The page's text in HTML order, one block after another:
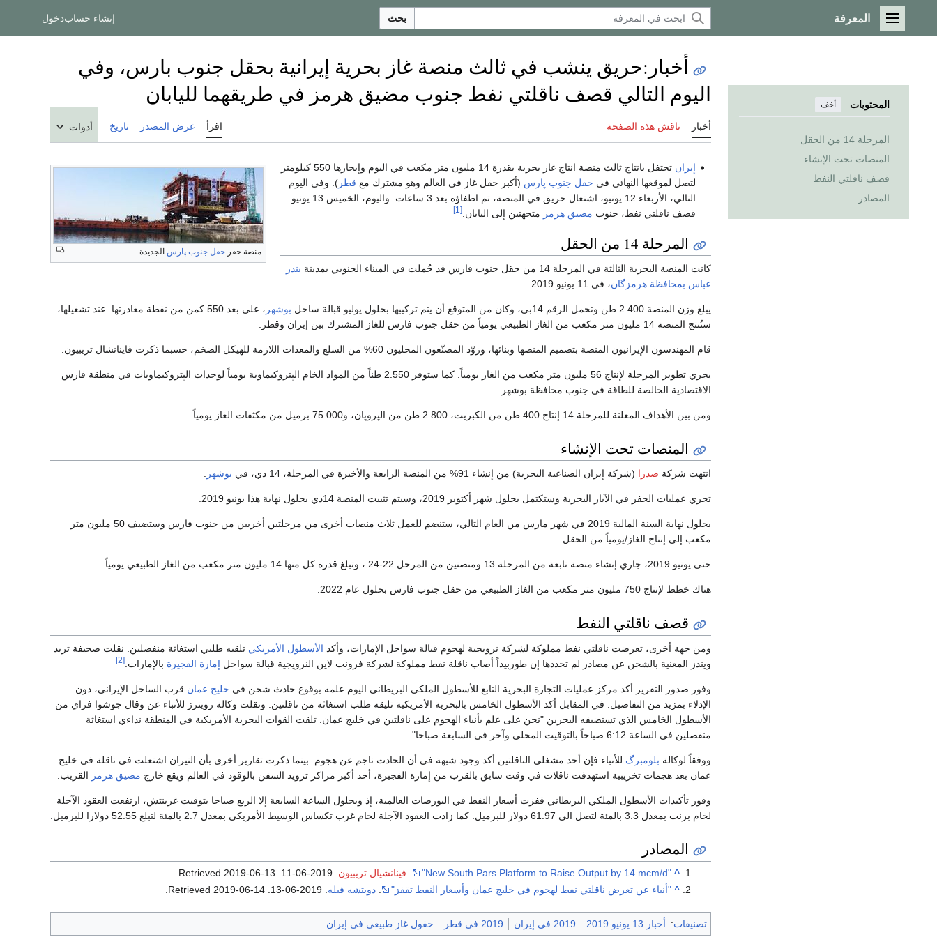
القائمة الرئيسية
المعرفة بحث إنشاء حسابدخول
المحتويات أخف
المرحلة 14 من الحقل
المنصات تحت الإنشاء
قصف ناقلتي النفط
المصادر
أخبار :حريق ينشب في ثالث منصة غاز بحرية إيرانية بحقل جنوب بارس، وفي
اليوم التالي قصف ناقلتي نفط جنوب مضيق هرمز في طريقهما لليابان
أخبار ناقش هذه الصفحة اقرأ عرض المصدر تاريخ أدوات
منصة حفر حقل جنوب پارس الجديدة.
إيران
تحتفل بانتاج ثالث منصة انتاج غاز بحرية بقدرة 14 مليون متر مكعب في اليوم وإبحارها 550 كيلومتر
لتصل لموقعها النهائي في حقل جنوب پارس (أكبر حقل غاز في العالم وهو مشترك مع قطر). وفي اليوم
التالي، الأربعاء 12 يونيو، اشتعال حريق في المنصة، تم اطفاؤه بعد 3 ساعات. واليوم، الخميس 13 يونيو
قصف ناقلتي نفط، جنوب مضيق هرمز متجهتين إلى اليابان.[1]
المرحلة 14 من الحقل
كانت المنصة البحرية الثالثة في المرحلة 14 من حقل جنوب فارس قد حُملت في الميناء الجنوبي بمدينة
بندر
عباس بمحافظة هرمزگان، في 11 يونيو 2019.
يبلغ وزن المنصة 2.400 طن وتحمل الرقم 14بي، وكان من المتوقع أن يتم تركيبها بحلول يوليو قبالة ساحل بوشهر
، على بعد 550 كمن من نقطة مغادرتها. عند تشغيلها،
ستُنتج المنصة 14 مليون متر مكعب من الغاز الطبيعي يومياً من حقل جنوب فارس للغاز المشترك بين إيران وقطر.
قام المهندسون الإيرانيون المنصة بتصميم المنصها وبنائها، وزوّد المصنّعون المحليون 60% من السلع والمعدات اللازمة للهيكل الضخم، حسبما ذكرت فاينانشال تريبيون.
يجري تطوير المرحلة لإنتاج 56 مليون متر مكعب من الغاز يومياً. كما ستوفر 2.550 طناً من المواد الخام الپتروكيماوية يومياً لوحدات الپتروكيماويات في منطقة فارس
الاقتصادية الخالصة للطاقة في جنوب محافظة بوشهر.
ومن بين الأهداف المعلنة للمرحلة 14 إنتاج 400 طن من الكبريت، 2.800 طن من الپروپان، و75.000 برميل من مكثفات الغاز يومياً.
المنصات تحت الإنشاء
انتهت شركة صدرا (شركة إيران الصناعية البحرية) من إنشاء 91% من المنصة الرابعة والأخيرة في المرحلة، 14 دي، في بوشهر .
تجري عمليات الحفر في الآبار البحرية وستكتمل بحلول شهر أكتوبر 2019، وسيتم تثبيت المنصة 14دي بحلول نهاية هذا يونيو 2019.
بحلول نهاية السنة المالية 2019 في شهر مارس من العام التالي، ستنضم للعمل ثلاث منصات أخرى من مرحلتين أخريين من جنوب فارس وستضيف 50 مليون متر
مكعب إلى إنتاج الغاز/يومياً من الحقل.
حتى يونيو 2019، جاري إنشاء منصة تابعة من المرحلة 13 ومنصتين من المرحل 22-24 ، وتبلغ قدرة كل منها 14 مليون متر مكعب من الغاز الطبيعي يومياً.
هناك خطط لإنتاج 750 مليون متر مكعب من الغاز الطبيعي من حقل جنوب فارس بحلول عام 2022.
قصف ناقلتي النفط
ومن جهة أخرى، تعرضت ناقلتي نفط مملوكة لشركة نرويجية لهجوم قبالة سواحل الإمارات، وأكد الأسطول الأمريكي تلقيه طلبي استغاثة منفصلين. نقلت صحيفة تريد
ويندز المعنية بالشحن عن مصادر لم تحددها إن طوربيداً أصاب ناقلة نفط مملوكة لشركة فرونت لاين النرويجية قبالة سواحل إمارة الفجيرة بالإمارات. [2]
وفور صدور التقرير أكد مركز عمليات التجارة البحرية التابع للأسطول الملكي البريطاني اليوم علمه بوقوع حادث شحن في خليج عمان قرب الساحل الإيراني، دون
الإدلاء بمزيد من التفاصيل. في المقابل أكد الأسطول الخامس بالبحرية الأمريكية تليقه طلب استغاثة من ناقلتين. ونقلت وكالة رويترز للأنباء عن وقال جوشوا فراي من
الأسطول الخامس الذي تستضيفه البحرين "نحن على علم بأنباء الهجوم على ناقلتين في خليج عمان. تلقت القوات البحرية الأمريكية في المنطقة نداءي استغاثة
منفصلين في الساعة 6:12 صباحاً بالتوقيت المحلي وآخر في السابعة صباحا".
ووفقاً لوكالة بلومبرگ للأنباء فإن أحد مشغلي الناقلتين أكد وجود شبهة في أن الحادث ناجم عن هجوم. بينما ذكرت تقارير أخرى بأن النيران اشتعلت في ناقلة في خليج
عمان بعد هجمات تخريبية استهدفت ناقلات في وقت سابق بالقرب من إمارة الفجيرة، أحد أكبر مراكز تزويد السفن بالوقود في العالم ويقع خارج مضيق هرمز القريب.
وفور تأكيدات الأسطول الملكي البريطاني قفزت أسعار النفط في البورصات العالمية، إذ وبحلول الساعة السابعة إلا الربع صباحا بتوقيت غرينتش، ارتفعت العقود الآجلة
لخام برنت بمعدل 3.3 بالمئة لتصل الى 61.97 دولار للبرميل. كما زادت العقود الآجلة لخام غرب تكساس الوسيط الأمريكي بمعدل 2.7 بالمئة لتبلغ 52.55 دولارا للبرميل.
المصادر
^
"New South Pars Platform to Raise Output by 14 mcm/d"
. فينانشيال تريبيون. 2019-06-11
. Retrieved
2019-06-13
.
^ "أنباء عن تعرض ناقلتي نفط لهجوم في خليج عمان وأسعار النفط تقفز" دويتشه فيله 2019-06-14
تصنيفات: أخبار 13 يونيو 2019 2019 في إيران 2019 في قطر حقول غاز طبيعي في إيران